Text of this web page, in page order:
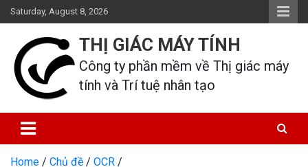
Skip
to
content
Saturday, August 8, 2026
THỊ GIÁC MÁY TÍNH
Công ty phần mềm về Thị giác máy
tính và Trí tuệ nhân tạo
Home Chủ đề
OCR